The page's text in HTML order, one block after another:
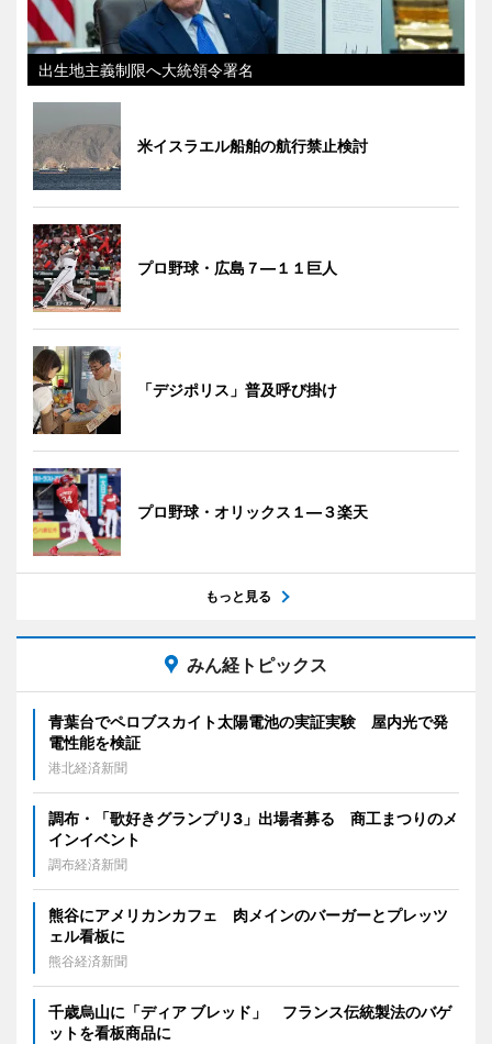
出生地主義制限へ大統領令署名
米イスラエル船舶の航行禁止検討
プロ野球・広島７―１１巨人
「デジポリス」普及呼び掛け
プロ野球・オリックス１―３楽天
もっと見る
みん経トピックス
青葉台でペロブスカイト太陽電池の実証実験 屋内光で発
電性能を検証
港北経済新聞
調布・「歌好きグランプリ3」出場者募る 商工まつりのメ
インイベント
調布経済新聞
熊谷にアメリカンカフェ 肉メインのバーガーとプレッツ
ェル看板に
熊谷経済新聞
千歳烏山に「ディア ブレッド」 フランス伝統製法のバゲ
ットを看板商品に